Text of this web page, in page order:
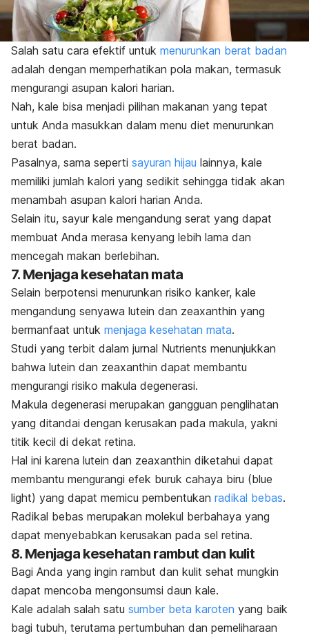
Salah satu cara efektif untuk menurunkan berat badan
adalah dengan memperhatikan pola makan, termasuk
mengurangi asupan kalori harian.
Nah, kale bisa menjadi pilihan makanan yang tepat
untuk Anda masukkan dalam menu diet menurunkan
berat badan.
Pasalnya, sama seperti sayuran hijau lainnya, kale
memiliki jumlah kalori yang sedikit sehingga tidak akan
menambah asupan kalori harian Anda.
Selain itu, sayur kale mengandung serat yang dapat
membuat Anda merasa kenyang lebih lama dan
mencegah makan berlebihan.
7. Menjaga kesehatan mata
Selain berpotensi menurunkan risiko kanker, kale
mengandung senyawa lutein dan zeaxanthin yang
bermanfaat untuk menjaga kesehatan mata.
Studi yang terbit dalam jurnal Nutrients menunjukkan
bahwa lutein dan zeaxanthin dapat membantu
mengurangi risiko makula degenerasi.
Makula degenerasi merupakan gangguan penglihatan
yang ditandai dengan kerusakan pada makula, yakni
titik kecil di dekat retina.
Hal ini karena lutein dan zeaxanthin diketahui dapat
membantu mengurangi efek buruk cahaya biru (blue
light) yang dapat memicu pembentukan radikal bebas.
Radikal bebas merupakan molekul berbahaya yang
dapat menyebabkan kerusakan pada sel retina.
8. Menjaga kesehatan rambut dan kulit
Bagi Anda yang ingin rambut dan kulit sehat mungkin
dapat mencoba mengonsumsi daun kale.
Kale adalah salah satu sumber beta karoten yang baik
bagi tubuh, terutama pertumbuhan dan pemeliharaan